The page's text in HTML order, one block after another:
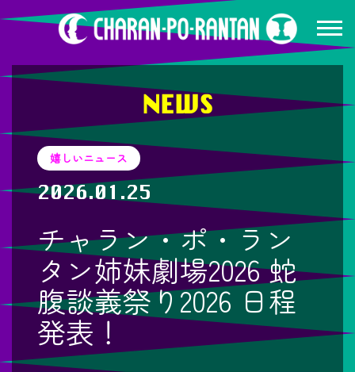
NEWS
嬉しいニュース
2026.01.25
チャラン・ポ・ラン
タン姉妹劇場2026 蛇
腹談義祭り2026 日程
発表！